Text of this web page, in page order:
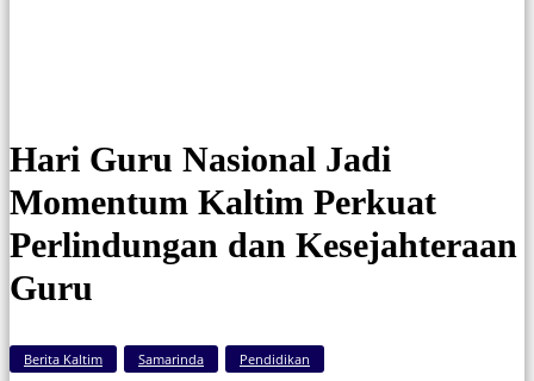
Hari Guru Nasional Jadi
Momentum Kaltim Perkuat
Perlindungan dan Kesejahteraan
Guru
Berita Kaltim Samarinda Pendidikan